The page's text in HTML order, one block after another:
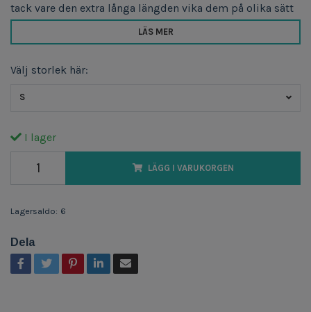
tack vare den extra långa längden vika dem på olika sätt
LÄS MER
Välj storlek här:
S
I lager
LÄGG I VARUKORGEN
Lagersaldo: 6
Dela